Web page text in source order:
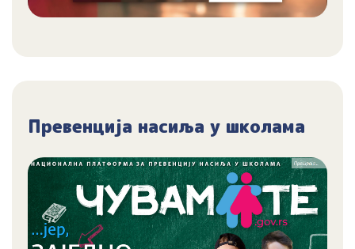
Превенција насиља у школама